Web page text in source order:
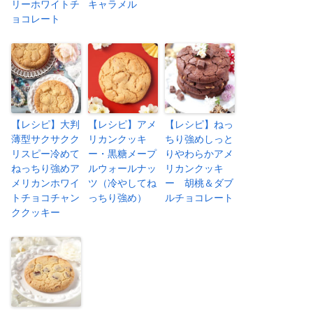
リーホワイトチ
ョコレート
キャラメル
【レシピ】大判
薄型サクサクク
リスピー冷めて
ねっちり強めア
メリカンホワイ
トチョコチャン
ククッキー
【レシピ】アメ
リカンクッキ
ー・黒糖メープ
ルウォールナッ
ツ（冷やしてね
っちり強め）
【レシピ】ねっ
ちり強めしっと
りやわらかアメ
リカンクッキ
ー 胡桃＆ダブ
ルチョコレート